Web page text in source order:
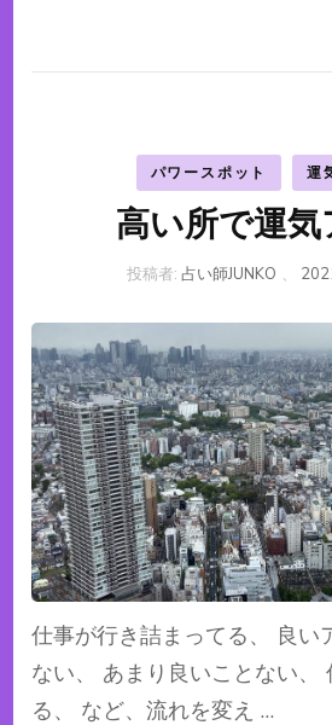
パワースポット 運
高い所で運
投稿者: 占い師JUNKO 、
仕事が行き詰まってる、 良い
ない、 あまり良いことない、
る、 など、流れを変え …